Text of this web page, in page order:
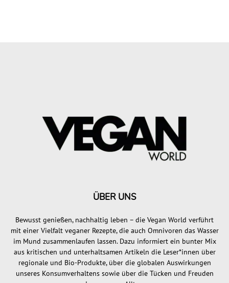
ÜBER UNS
Bewusst genießen, nachhaltig leben – die Vegan World verführt
mit einer Vielfalt veganer Rezepte, die auch Omnivoren das Wasser
im Mund zusammenlaufen lassen. Dazu informiert ein bunter Mix
aus kritischen und unterhaltsamen Artikeln die Leser*innen über
regionale und Bio-Produkte, über die globalen Auswirkungen
unseres Konsumverhaltens sowie über die Tücken und Freuden